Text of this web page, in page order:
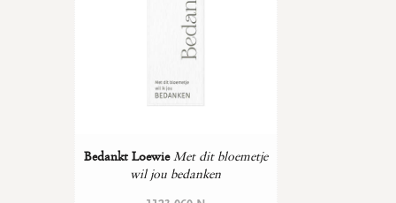
Bedankt Loewie Met dit bloemetje
wil jou bedanken